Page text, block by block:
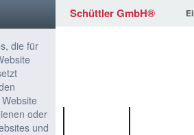
Schüttler GmbH®